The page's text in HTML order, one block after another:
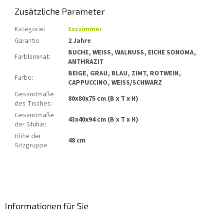
Zusätzliche Parameter
Kategorie:
Esszimmer
Garantie:
2 Jahre
Farblaminat:
BUCHE, WEISS, WALNUSS, EICHE SONOMA,
ANTHRAZIT
Farbe:
BEIGE, GRAU, BLAU, ZIMT, ROTWEIN,
CAPPUCCINO, WEISS/SCHWARZ
Gesamtmaße
des Tisches:
80x80x75 cm (B x T x H)
Gesamtmaße
der Stühle:
43x40x94 cm (B x T x H)
Höhe der
Sitzgruppe: 48 cm
Informationen für Sie